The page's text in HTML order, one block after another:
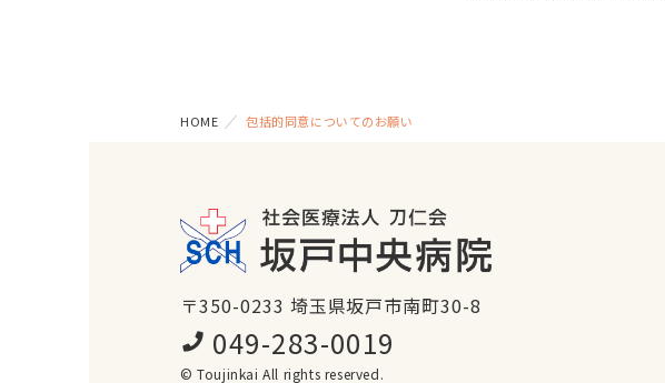
HOME 包括的同意についてのお願い
〒350-0233 埼玉県坂戸市南町30-8
049-283-0019
© Toujinkai All rights reserved.